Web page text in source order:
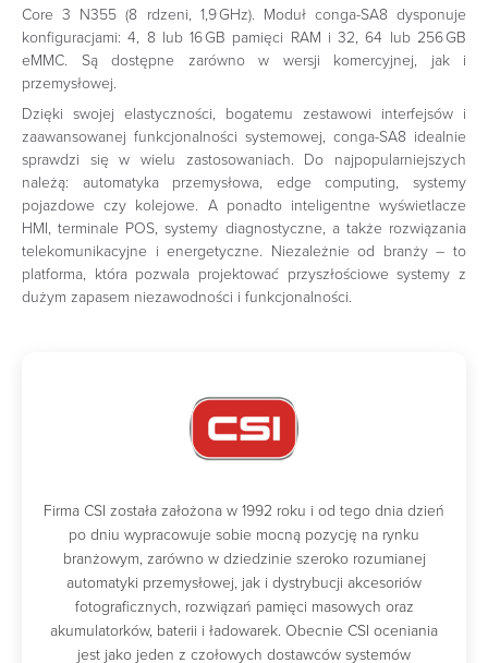
Core 3 N355 (8 rdzeni, 1,9 GHz). Moduł conga-SA8 dysponuje
konfiguracjami: 4, 8 lub 16 GB pamięci RAM i 32, 64 lub 256 GB
eMMC. Są dostępne zarówno w wersji komercyjnej, jak i
przemysłowej.
Dzięki swojej elastyczności, bogatemu zestawowi interfejsów i
zaawansowanej funkcjonalności systemowej, conga-SA8 idealnie
sprawdzi się w wielu zastosowaniach. Do najpopularniejszych
należą: automatyka przemysłowa, edge computing, systemy
pojazdowe czy kolejowe. A ponadto inteligentne wyświetlacze
HMI, terminale POS, systemy diagnostyczne, a także rozwiązania
telekomunikacyjne i energetyczne. Niezależnie od branży – to
platforma, która pozwala projektować przyszłościowe systemy z
dużym zapasem niezawodności i funkcjonalności.
Firma CSI została założona w 1992 roku i od tego dnia dzień
po dniu wypracowuje sobie mocną pozycję na rynku
branżowym, zarówno w dziedzinie szeroko rozumianej
automatyki przemysłowej, jak i dystrybucji akcesoriów
fotograficznych, rozwiązań pamięci masowych oraz
akumulatorków, baterii i ładowarek. Obecnie CSI oceniania
jest jako jeden z czołowych dostawców systemów